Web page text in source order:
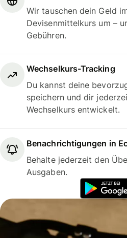
Wir tauschen dein Geld
Devisenmittelkurs um –
Gebühren.
Wechselkurs-Tracking
Du kannst deine
speichern und dir
Wechselkurs entwickelt.
Benachrichtigungen in
Behalte jederzeit den
Ausgaben.